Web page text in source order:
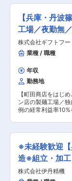
少ないものから学
深めて頂きます。
長も常に周りを見
にも聞けない...」と
卒から活躍している社員も
環境と温かい社風
勤無し／残業２０
え「ゆくゆくは人を
ら・・・」 ・現場
信頼と実績から安
しが良い社風！ ・
い雰囲気！定時で
距離が近く、年に1
ゆくは開発〜基本
全オーダーメイド
省旅費支給など福
を据えて長く働ける ■職務概要 サービスエンジ
ニアとして、トラ
どの農業機械の点
「機械のことは学
仕事は初めて」 と
OJTで基礎から学べるた
仕事内容】 農業機
ナンス 故障時の修
家）への訪問修理対
アドバイス 作業内
力） ※最初は必ず先輩社員と一緒に行動します ※
いきなり一人で対応
事の魅力・やりが
パートナーとして
前に機械が動かな
いる実感を持てま
「どうすればもっ
んな機械が合うか
と身につきます。 ■入社後の流れ／教育体制（育
成前提） ▼STEP1
【兵庫・丹波
工場／夜勤無
プライム
株式会社ギフトフ
業種 / 職種
年収
勤務地
【町田商店をはじ
ン店の製麺工場／
例の経常利益率10%を
＜主な業務につい
20~30kgの原材料
計量 ・製品の箱詰
クリフトの免許を
す。 手順を守りな
す。 ■入社後： 入社後は業務の流れから丁寧に
※未経験歓迎
造※組立・加
休
株式会社伊丹精機